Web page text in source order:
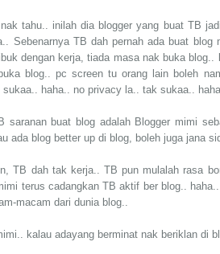
tahu.. inilah dia blogger yang buat TB
Sebenarnya TB dah pernah ada buat
dengan kerja, tiada masa nak buka
blog.. pc screen tu orang lain boleh
sukaa.. haha.. no privacy la.. tak sukaa..
saranan buat blog adalah Blogger mimi
ada blog better up di blog, boleh juga jana
TB dah tak kerja.. TB pun mulalah rasa
terus cadangkan TB aktif ber blog..
macam dari dunia blog..
kalau adayang berminat nak beriklan di